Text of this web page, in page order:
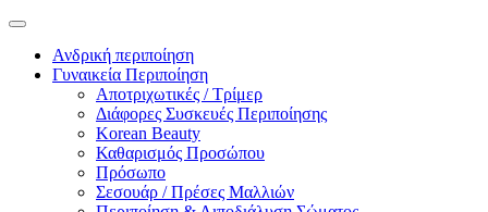
Ανδρική περιποίηση
Γυναικεία Περιποίηση
Αποτριχωτικές / Τρίμερ
Διάφορες Συσκευές Περιποίησης
Korean Beauty
Καθαρισμός Προσώπου
Πρόσωπο
Σεσουάρ / Πρέσες Μαλλιών